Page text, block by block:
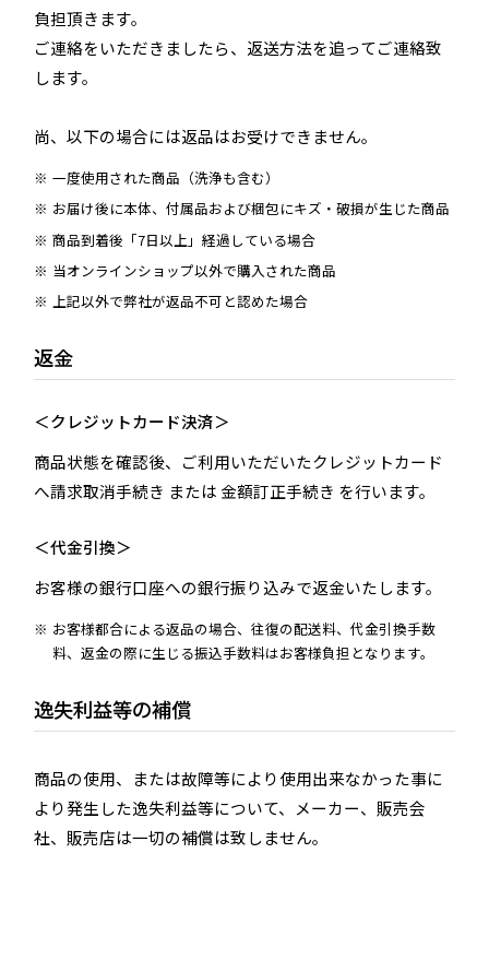
負担頂きます。
ご連絡をいただきましたら、返送方法を追ってご連絡致
します。
尚、以下の場合には返品はお受けできません。
一度使用された商品（洗浄も含む）
お届け後に本体、付属品および梱包にキズ・破損が生じた商品
商品到着後「7日以上」経過している場合
当オンラインショップ以外で購入された商品
上記以外で弊社が返品不可と認めた場合
返金
＜クレジットカード決済＞
商品状態を確認後、ご利用いただいたクレジットカード
へ請求取消手続き または 金額訂正手続き を行います。
＜代金引換＞
お客様の銀行口座への銀行振り込みで返金いたします。
お客様都合による返品の場合、往復の配送料、代金引換手数
料、返金の際に生じる振込手数料はお客様負担となります。
逸失利益等の補償
商品の使用、または故障等により使用出来なかった事に
より発生した逸失利益等について、メーカー、販売会
社、販売店は一切の補償は致しません。